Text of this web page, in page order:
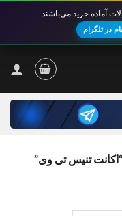
آماده خرید می‌باشند
در تلگرام
تنیس تی وی”